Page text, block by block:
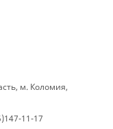
м. Коломия,
11-17